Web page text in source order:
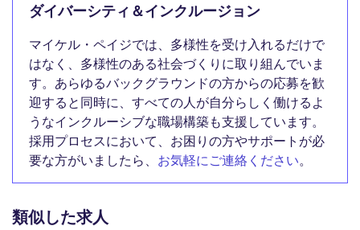
ダイバーシティ＆インクルージョン
マイケル・ペイジでは、多様性を受け入れるだけで
はなく、多様性のある社会づくりに取り組んでいま
す。あらゆるバックグラウンドの方からの応募を歓
迎すると同時に、すべての人が自分らしく働けるよ
うなインクルーシブな職場構築も支援しています。
採用プロセスにおいて、お困りの方やサポートが必
要な方がいましたら、 お気軽にご連絡ください。
類似した求人